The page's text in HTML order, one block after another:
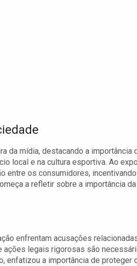
da mídia, destacando a importância
local e na cultura esportiva. Ao
entre os consumidores,
a refletir sobre a importância
enfrentam acusações
legais rigorosas são
enfatizou a importância de